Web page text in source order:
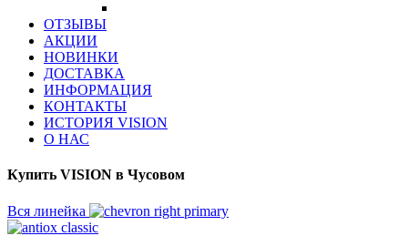
ОТЗЫВЫ
АКЦИИ
НОВИНКИ
ДОСТАВКА
ИНФОРМАЦИЯ
КОНТАКТЫ
ИСТОРИЯ VISION
О НАС
Купить VISION в Чусовом
Вся линейка